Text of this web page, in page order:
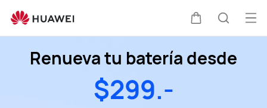
de
Batería
HUAWEI
Carrito
Renueva tu batería desde
$299.-